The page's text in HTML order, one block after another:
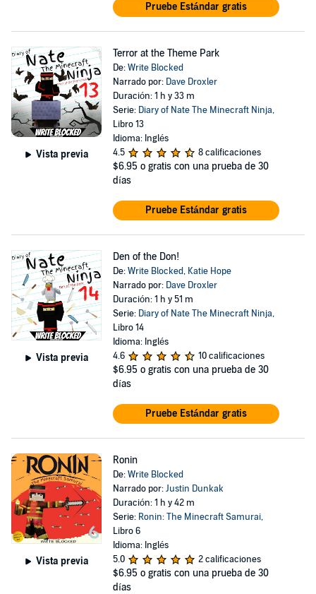
Pruebe Estándar gratis
Vista previa
Terror at the Theme Park
De:Write Blocked
Narrado por: Dave Droxler
Duración: 1 h y 33 m
Serie: Diary of Nate The Minecraft Ninja,
Libro 13
Idioma: Inglés
4.5
8 calificaciones
$6.95 o gratis con una prueba de 30
días
Pruebe Estándar gratis
Vista previa
Den of the Don!
De:Write Blocked, Katie Hope
Narrado por: Dave Droxler
Duración: 1 h y 51 m
Serie: Diary of Nate The Minecraft Ninja,
Libro 14
Idioma: Inglés
4.6
10 calificaciones
$6.95 o gratis con una prueba de 30
días
Pruebe Estándar gratis
Vista previa
Ronin
De:Write Blocked
Narrado por:Justin Dunkak
Duración: 1 h y 42 m
Serie: Ronin: The Minecraft Samurai,
Libro 6
Idioma: Inglés
5.0
2 calificaciones
$6.95 o gratis con una prueba de 30
días